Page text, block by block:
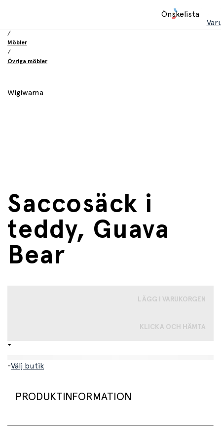
Önskelista
/
Möbler
/
Övriga möbler
Wigiwama
Saccosäck i
teddy, Guava
Bear
LÄGG I VARUKORGEN
KLICKA OCH HÄMTA
-Välj butik
PRODUKTINFORMATION